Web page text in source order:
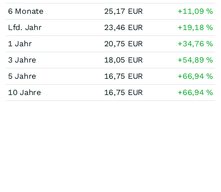
6 Monate 25,17 EUR +11,09%
Lfd. Jahr
23,46 EUR +19,18%
1 Jahr
20,75 EUR +34,76%
3 Jahre
18,05 EUR +54,89%
5 Jahre
16,75 EUR +66,94%
10 Jahre
16,75 EUR +66,94%